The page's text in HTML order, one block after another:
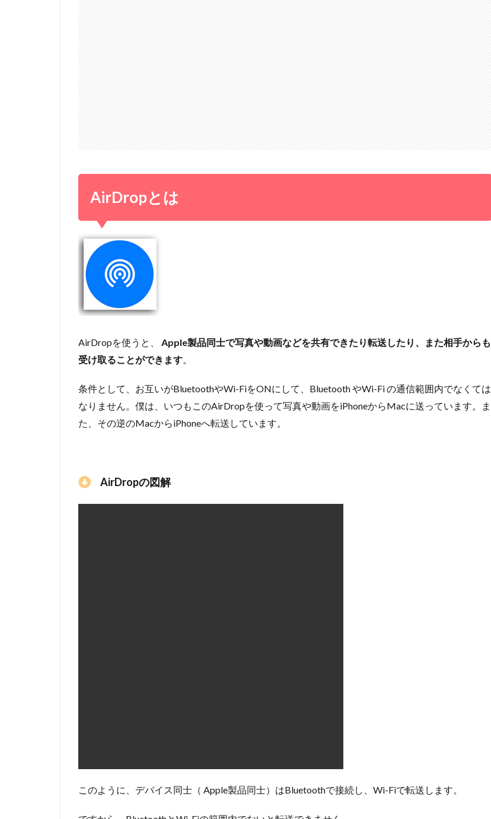
AirDropとは
AirDropを使うと、 Apple製品同士で写真や動画などを共有できたり転送したり、また相手からも
受け取ることができます
条件として、お互いがBluetoothやWi-FiをONにして、Bluetooth やWi-Fi の通信範囲内でなくては
なりません。僕は、いつもこのAirDropを使って写真や動画をiPhoneからMacに送っています。ま
た、その逆のMacからiPhoneへ転送しています。
AirDropの図解
このように、デバイス同士（ Apple製品同士）はBluetoothで接続し、Wi-Fiで転送します。